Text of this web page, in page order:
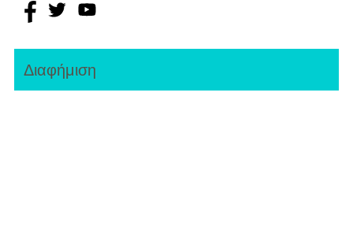
Διαφήμιση